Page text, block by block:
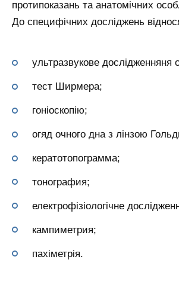
протипоказань та анатомічних
До специфічних досліджень
ультразвукове дослідженняня
тест Ширмера;
гоніоскопію;
огяд очного дна з лінзою
кератотопограмма;
тонография;
електрофізіологічне
кампиметрия;
пахіметрія.